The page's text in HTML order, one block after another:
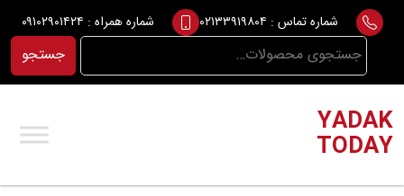
Skip
content
شماره تماس : ۰۲۱۳۳۹۱۹۸۰۴ شماره همراه : ۰۹۱۰۲۹۰۱۴۲۴
جستجو
برای:
جستجو
YADAK
TODAY